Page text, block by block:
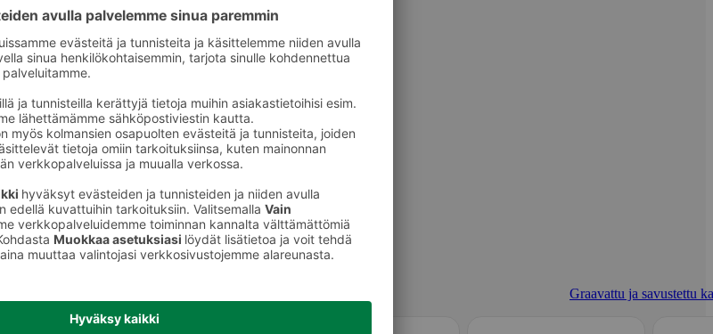
Graavattu ja savustettu kala
Graavattu ja savustettu